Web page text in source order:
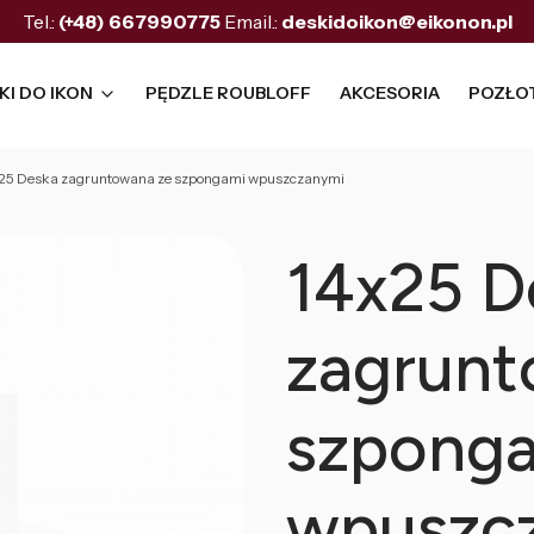
Tel.: (+48) 667990775Email.: deskidoikon@eikonon.pl
DO IKON PĘDZLE ROUBLOFF AKCESORIA
Deska zagruntowana ze szpongami wpuszczanymi
14x25